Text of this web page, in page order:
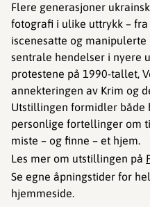
Flere generasjoner
fotografi i ulike uttrykk –
iscenesatte og
sentrale hendelser i nyere
protestene på 1990-tallet,
annekteringen av Krim og
Utstillingen formidler både
personlige fortellinger om
miste – og finne – et hjem.
Les mer om utstillingen på
Se egne åpningstider for
hjemmeside.